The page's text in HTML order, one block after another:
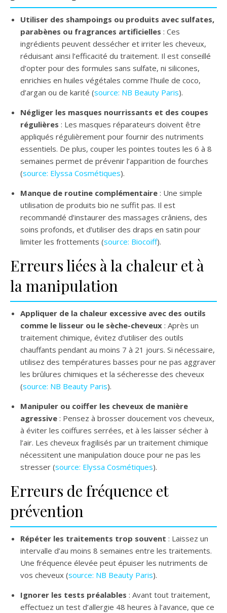
Utiliser des shampoings ou produits avec sulfates,
parabènes ou fragrances artificielles : Ces
ingrédients peuvent dessécher et irriter les cheveux,
réduisant ainsi l’efficacité du traitement. Il est conseillé
d’opter pour des formules sans sulfate, ni silicones,
enrichies en huiles végétales comme l’huile de coco,
d’argan ou de karité (source: NB Beauty Paris).
Négliger les masques nourrissants et des coupes
régulières : Les masques réparateurs doivent être
appliqués régulièrement pour fournir des nutriments
essentiels. De plus, couper les pointes toutes les 6 à 8
semaines permet de prévenir l’apparition de fourches
(source: Elyssa Cosmétiques).
Manque de routine complémentaire : Une simple
utilisation de produits bio ne suffit pas. Il est
recommandé d’instaurer des massages crâniens, des
soins profonds, et d’utiliser des draps en satin pour
limiter les frottements (source: Biocoiff).
Erreurs liées à la chaleur et à
la manipulation
Appliquer de la chaleur excessive avec des outils
comme le lisseur ou le sèche-cheveux : Après un
traitement chimique, évitez d’utiliser des outils
chauffants pendant au moins 7 à 21 jours. Si nécessaire,
utilisez des températures basses pour ne pas aggraver
les brûlures chimiques et la sécheresse des cheveux
(source: NB Beauty Paris).
Manipuler ou coiffer les cheveux de manière
agressive : Pensez à brosser doucement vos cheveux,
à éviter les coiffures serrées, et à les laisser sécher à
l’air. Les cheveux fragilisés par un traitement chimique
nécessitent une manipulation douce pour ne pas les
stresser (source: Elyssa Cosmétiques).
Erreurs de fréquence et
prévention
Répéter les traitements trop souvent : Laissez un
intervalle d’au moins 8 semaines entre les traitements.
Une fréquence élevée peut épuiser les nutriments de
vos cheveux (source: NB Beauty Paris).
Ignorer les tests préalables : Avant tout traitement,
effectuez un test d’allergie 48 heures à l’avance, que ce